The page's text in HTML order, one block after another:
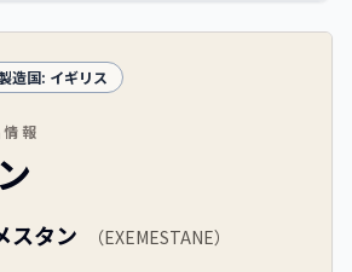
造国: イギリス
報
スタン （EXEMESTANE）